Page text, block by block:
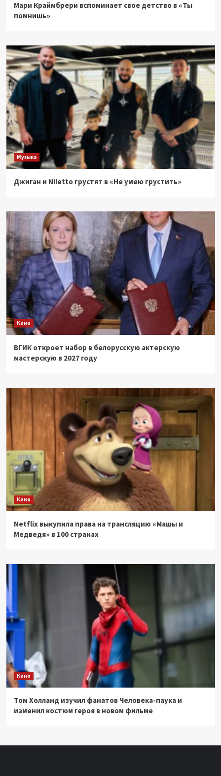
Мари Краймбрери вспоминает свое детство в «Ты
помнишь»
Музыка
Джиган и Niletto грустят в «Не умею грустить»
Кино
ВГИК откроет набор в белорусскую актерскую
мастерскую в 2027 году
Кино
Netflix выкупила права на трансляцию «Машы и
Медведя» в 100 странах
Кино
Том Холланд изучил фанатов Человека-паука и
изменил костюм героя в новом фильме